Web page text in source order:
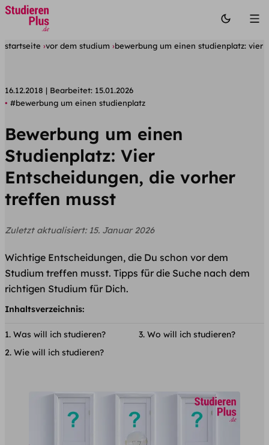
startseite vor dem studium bewerbung um einen studienplatz: vier
16.12.2018 Bearbeitet: 15.01.2026
#bewerbung um einen studienplatz
Bewerbung um einen
Studienplatz: Vier
Entscheidungen, die vorher
treffen musst
Zuletzt aktualisiert: 15. Januar 2026
Wichtige Entscheidungen, die Du schon vor dem
Studium treffen musst. Tipps für die Suche nach dem
richtigen Studium für Dich.
Inhaltsverzeichnis:
Was will ich studieren?
Wie will ich studieren?
Wo will ich studieren?